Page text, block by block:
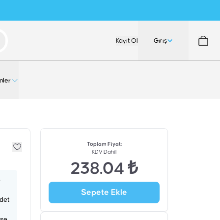
Kayıt Ol Giriş
Toplam Fiyat:
KDV Dahil
238.04 ₺
Sepete Ekle